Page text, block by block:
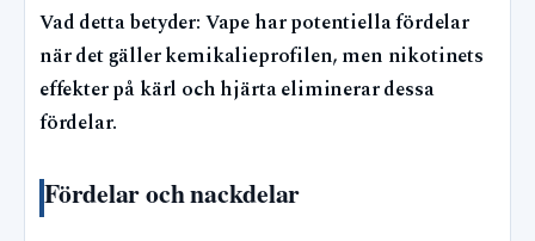
Vad detta betyder: Vape har potentiella fördelar
när det gäller kemikalieprofilen, men nikotinets
effekter på kärl och hjärta eliminerar dessa
fördelar.
Fördelar och nackdelar